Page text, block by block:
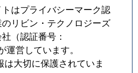
はプライバシーマーク認
リビン・テクノロジーズ
（認証番号：
運営しています。
は大切に保護されていま